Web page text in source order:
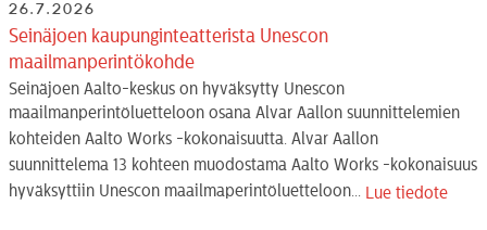
26.7.2026
Seinäjoen kaupunginteatterista Unescon
maailmanperintökohde
Seinäjoen Aalto-keskus on hyväksytty Unescon
maailmanperintöluetteloon osana Alvar Aallon suunnittelemien
kohteiden Aalto Works -kokonaisuutta. Alvar Aallon
suunnittelema 13 kohteen muodostama Aalto Works -kokonaisuus
hyväksyttiin Unescon maailmaperintöluetteloon...
Lue tiedote